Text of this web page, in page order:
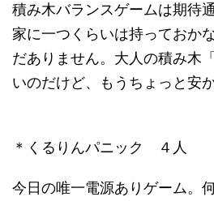
積み木バランスゲームは期待
家に一つくらいは持っておか
だありません。大人の積み木「
いのだけど、もうちょっと安
＊くるりんパニック ４人
今日の唯一電源ありゲーム。